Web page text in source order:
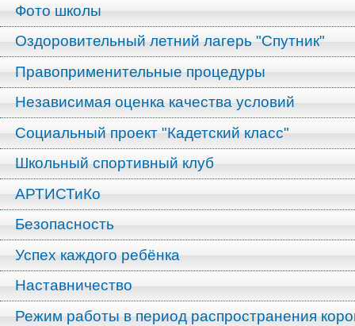
Фото школы
Оздоровительный летний лагерь "Спутник"
Правоприменительные процедуры
Независимая оценка качества условий
Социальный проект "Кадетский класс"
Школьный спортивный клуб
АРТИСТиКо
Безопасность
Успех каждого ребёнка
Наставничество
Режим работы в период распространения